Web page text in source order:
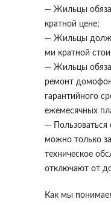
— Жильцы
кратной цене;
— Жильцы
ми кратной
— Жильцы
ремонт
гарантийного
ежемесячных
—
можно только
техническое
отключают от
Как мы